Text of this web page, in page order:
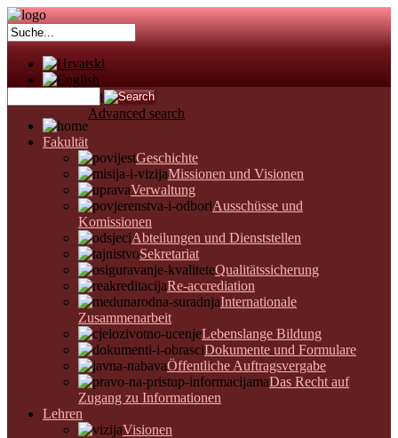
Fakultät
Geschichte
Missionen und Visionen
Verwaltung
Ausschüsse und
Komissionen
Abteilungen und Dienststellen
Sekretariat
Qualitätssicherung
Re-accrediation
Internationale
Zusammenarbeit
Lebenslange Bildung
Dokumente und Formulare
Öffentliche Auftragsvergabe
Das Recht auf
Zugang zu Informationen
Lehren
Visionen
Advanced search